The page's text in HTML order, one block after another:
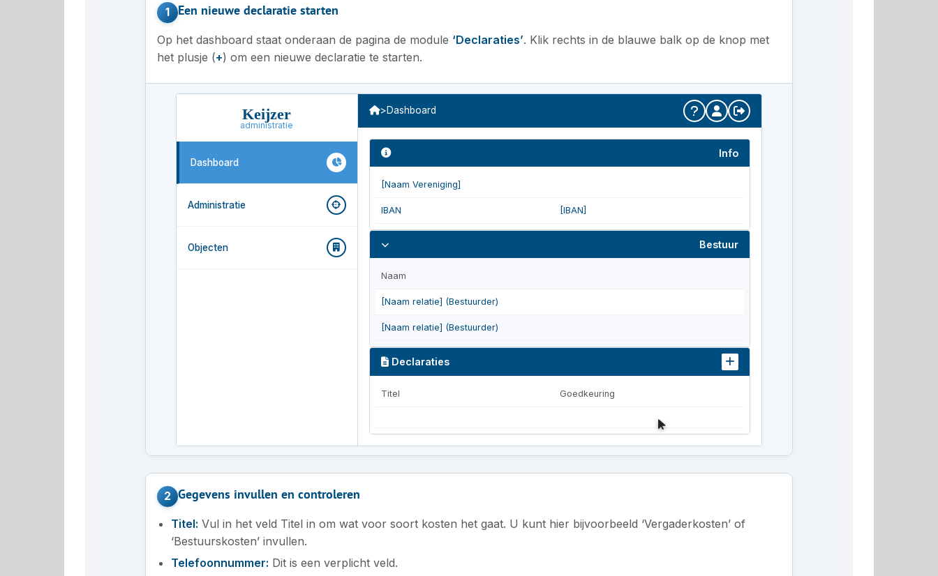
1 Een nieuwe declaratie starten
Op het dashboard staat onderaan de pagina de module ‘Declaraties’. Klik rechts in de blauwe balk op de knop met
het plusje (+) om een nieuwe declaratie te starten.
Keijzer
administratie
Dashboard
Administratie
Objecten
>Dashboard
Info
[Naam Vereniging]
IBAN [IBAN]
Bestuur
Naam
[Naam relatie] (Bestuurder)
[Naam relatie] (Bestuurder)
Declaraties
Titel Goedkeuring
2 Gegevens invullen en controleren
Titel: Vul in het veld Titel in om wat voor soort kosten het gaat. U kunt hier bijvoorbeeld ‘Vergaderkosten’ of
‘Bestuurskosten’ invullen.
Telefoonnummer: Dit is een verplicht veld.